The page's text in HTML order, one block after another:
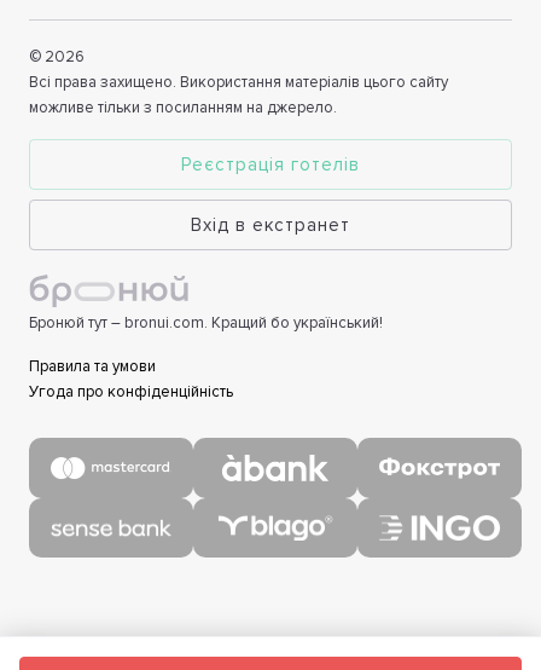
© 2026
Всі права захищено. Використання матеріалів цього сайту
можливе тільки з посиланням на джерело.
Реєстрація готелів
Вхід в екстранет
Бронюй тут – bronui.com. Кращий бо український!
Правила та умови
Угода про конфіденційність